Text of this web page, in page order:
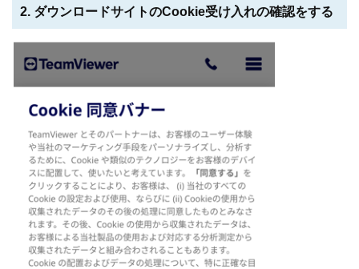
2. ダウンロードサイトのCookie受け入れの確認をする